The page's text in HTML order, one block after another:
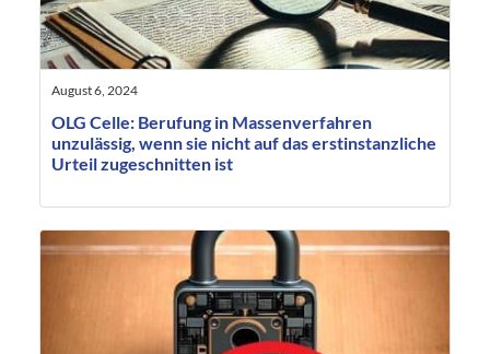
August 6, 2024
OLG Celle: Berufung in Massenverfahren
unzulässig, wenn sie nicht auf das erstinstanzliche
Urteil zugeschnitten ist